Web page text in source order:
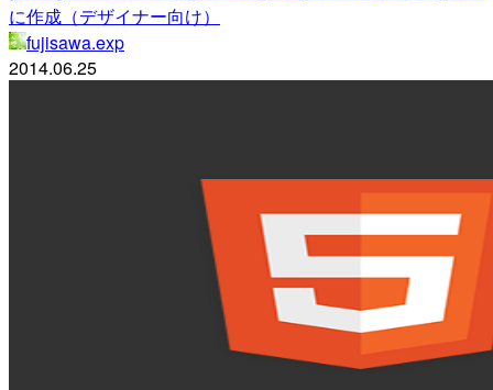
に作成（デザイナー向け）
fujisawa.exp
2014.06.25